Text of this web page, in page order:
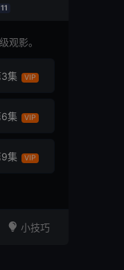
 小技巧
11
观影。
3集 VIP
6集 VIP
9集 VIP